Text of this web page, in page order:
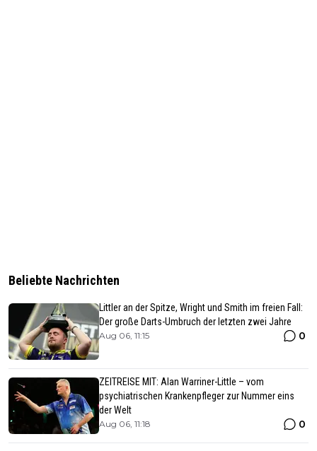
Beliebte Nachrichten
Littler an der Spitze, Wright und Smith im freien Fall:
Der große Darts-Umbruch der letzten zwei Jahre
Aug 06, 11:15 0
ZEITREISE MIT: Alan Warriner-Little – vom
psychiatrischen Krankenpfleger zur Nummer eins
der Welt
Aug 06, 11:18 0